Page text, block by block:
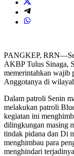
PANGKEP,
AKBP Tulus Sinaga,
memerintahkan wajib
Anggotanya di
Dalam patroli Senin
melakukan patroli
kegiatan ini
dilingkungan masing
tindak pidana dan Di
menghimbau para
menghindari